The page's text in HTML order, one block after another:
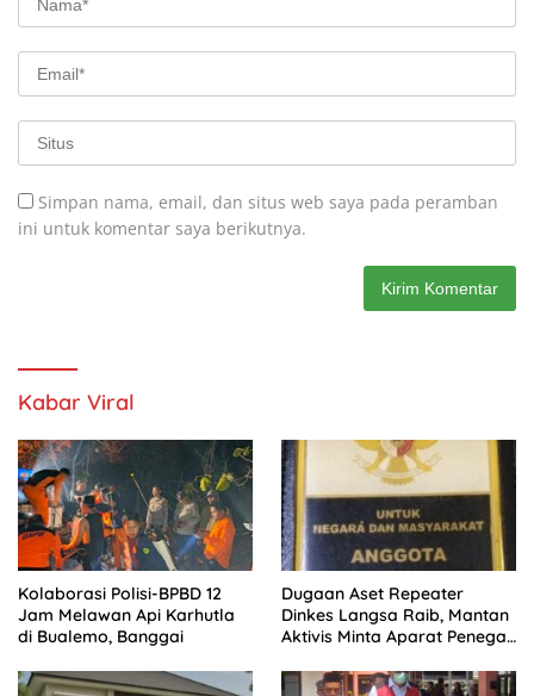
Simpan nama, email, dan situs web saya pada peramban
ini untuk komentar saya berikutnya.
Kabar Viral
Kolaborasi Polisi-BPBD 12
Jam Melawan Api Karhutla
di Bualemo, Banggai
Dugaan Aset Repeater
Dinkes Langsa Raib, Mantan
Aktivis Minta Aparat Penegak